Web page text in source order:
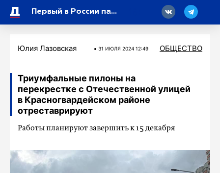
Первый в России пациент с болезнью Бехтерева начал лечение в Клинике имени Пирогова в СПбГУ
Юлия Лазовская 31 ИЮЛЯ 2024 12:49 ОБЩЕСТВО
Триумфальные пилоны на
перекрестке с Отечественной улицей
в Красногвардейском районе
отреставрируют
Работы планируют завершить к 15 декабря